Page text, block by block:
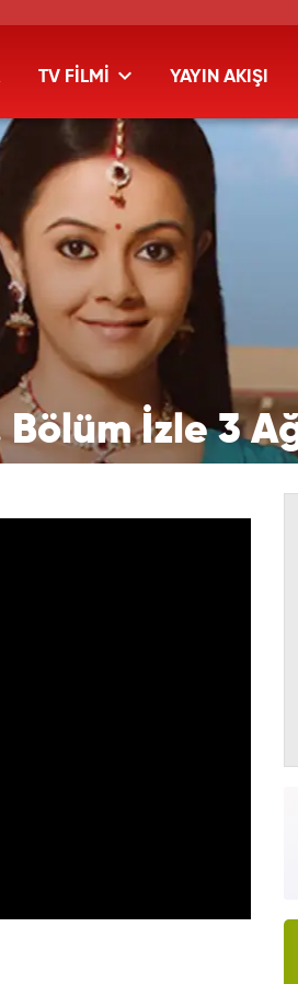
TV FİLMİ YAYIN AKIŞI
İzle 3